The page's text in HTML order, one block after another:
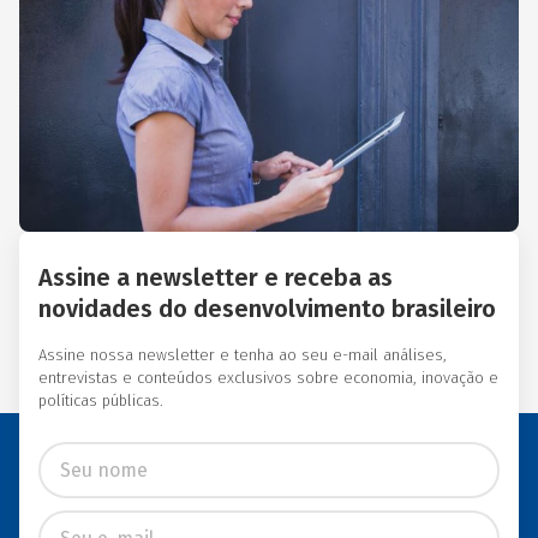
Acción Internacional, Banco
Interamericano de
Desenvolvimento (BID),
Inter-American Foundation
e Women’s World Banking.
Assine a newsletter e receba as
novidades do desenvolvimento brasileiro
Assine nossa newsletter e tenha ao seu e-mail análises,
entrevistas e conteúdos exclusivos sobre economia, inovação e
políticas públicas.